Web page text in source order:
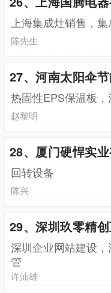
上海集成灶销售，
陈先生
27、河南太阳伞
热固性EPS保温板
赵黎明
28、厦门硬悍实
回转设备
陈兴
29、深圳玖零精
深圳企业网站建设
管
许汕雄